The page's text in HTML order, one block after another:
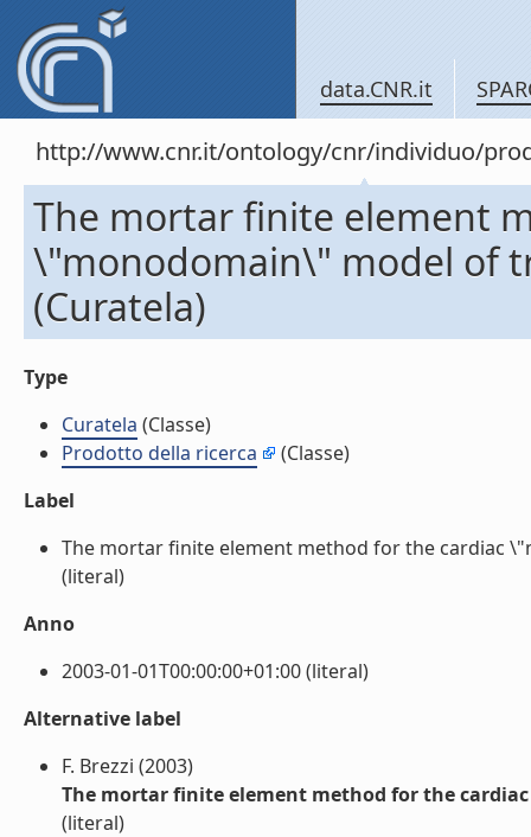
data.CNR.it
http://www.cnr.it/ontology/cnr/individuo/
The mortar finite element
\"monodomain\" model of
(Curatela)
Type
Curatela (Classe)
Prodotto della ricerca
(Classe)
Label
The mortar finite element method for the cardiac
(literal)
Anno
2003-01-01T00:00:00+01:00 (literal)
Alternative label
F. Brezzi (2003)
The mortar finite element method for the
(literal)